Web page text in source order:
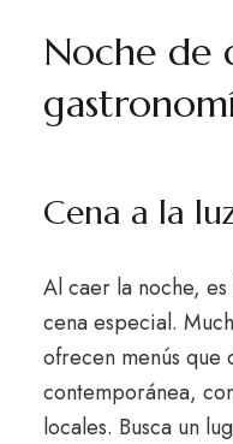
Noche de
Cena a la
Al caer la noche,
cena especial.
ofrecen menús que
contemporánea,
locales. Busca un